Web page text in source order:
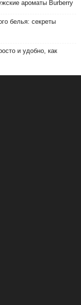
ароматы Burberry
белья: секреты
и удобно, как